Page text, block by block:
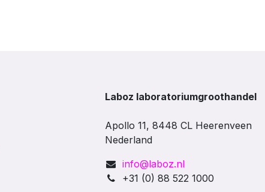
Laboz laboratoriumgroothandel
Apollo 11, 8448 CL Heerenveen
Nederland
info@laboz.nl
+31 (0) 88 522 1000